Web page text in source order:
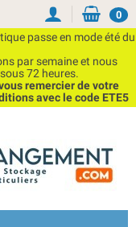
passe en mode été du
par semaine et nous
72 heures.
remercier de votre
avec le code ETE5
0